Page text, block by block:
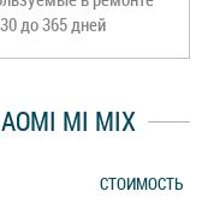
до 365 дней
MI MIX
СТОИМОСТЬ